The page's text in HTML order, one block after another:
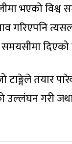
भएको विश्व
गरिएपनि
दिएको
टाङ्गेले तयार
उल्लंघन गरी